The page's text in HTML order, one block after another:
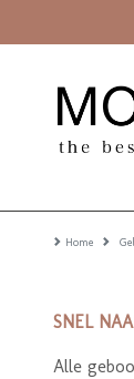
Home
SNEL
Alle